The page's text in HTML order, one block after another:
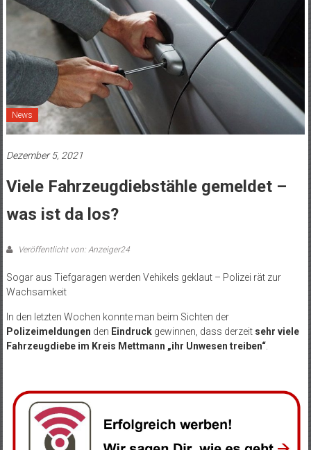
News
Dezember 5, 2021
Viele Fahrzeugdiebstähle gemeldet –
was ist da los?
Veröffentlicht von: Anzeiger24
Sogar aus Tiefgaragen werden Vehikels geklaut – Polizei rät zur
Wachsamkeit
In den letzten Wochen konnte man beim Sichten der
Polizeimeldungen den Eindruckgewinnen, dass derzeit sehr viele
Fahrzeugdiebe im Kreis Mettmann „ihr Unwesen treiben“.